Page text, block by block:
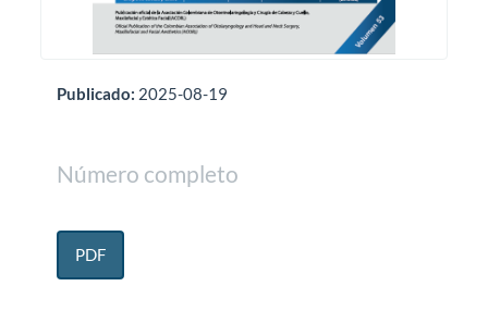
Publicado: 2025-08-19
Número completo
PDF